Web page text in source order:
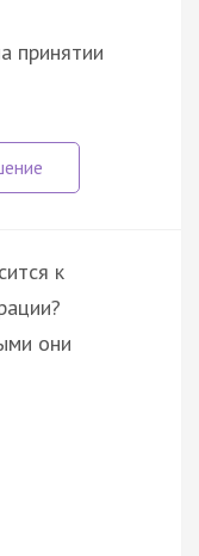
принятии
к
они